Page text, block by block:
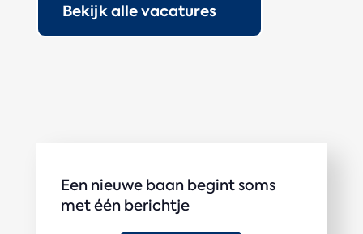
Bekijk alle vacatures
Een nieuwe baan begint soms
met één berichtje